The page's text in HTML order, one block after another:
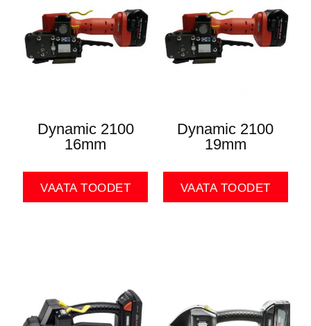
Dynamic 2100
16mm
VAATA TOODET
Dynamic 2100
19mm
VAATA TOODET